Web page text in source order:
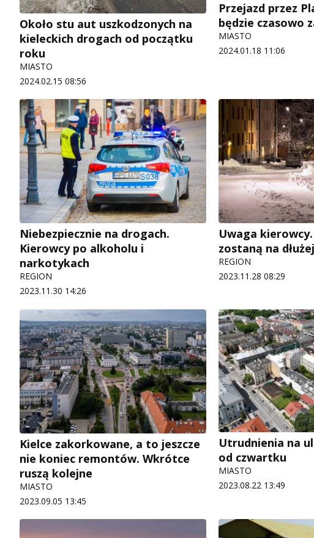
Około stu aut uszkodzonych na
kieleckich drogach od początku
roku
MIASTO
2024.02.15 08:56
Przejazd przez
będzie czasowo
MIASTO
2024.01.18 11:06
Niebezpiecznie na drogach.
Kierowcy po alkoholu i
narkotykach
REGION
2023.11.30 14:26
Uwaga
zostaną na dłużej
REGION
2023.11.28 08:29
Kielce zakorkowane, a to jeszcze
nie koniec remontów. Wkrótce
ruszą kolejne
MIASTO
2023.09.05 13:45
Utrudnienia na
od czwartku
MIASTO
2023.08.22 13:49